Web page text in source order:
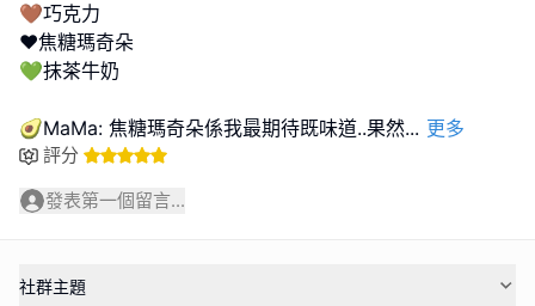
🤎巧克力
❤️焦糖瑪奇朵
💚抹茶牛奶
🥑MaMa: 焦糖瑪奇朵係我最期待既味道..果然... 更多
評分
發表第一個留言...
社群主題